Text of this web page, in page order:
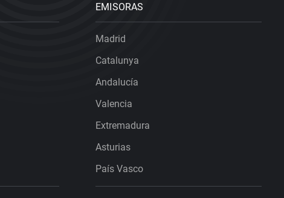
EMISORAS
Madrid
Catalunya
Andalucía
Valencia
Extremadura
Asturias
País Vasco